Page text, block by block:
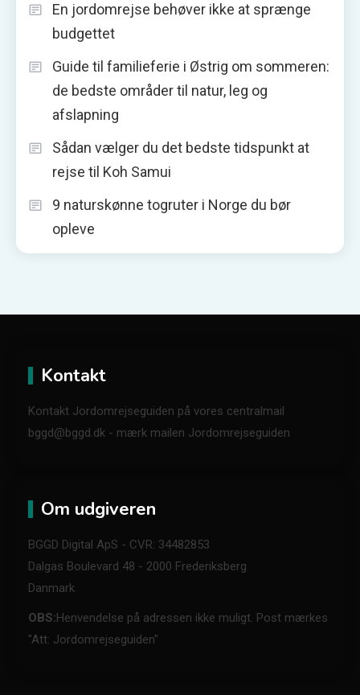
En jordomrejse behøver ikke at sprænge
budgettet
Guide til familieferie i Østrig om sommeren:
de bedste områder til natur, leg og
afslapning
Sådan vælger du det bedste tidspunkt at
rejse til Koh Samui
9 naturskønne togruter i Norge du bør
opleve
Kontakt
Kontakt Jordomrejseguiden på vores centralmail
bggd@bggd.dk - mærk mailen Jordomrejseguiden
Om udgiveren
BGGD Digital ApS - CVR: 34482853
Dalgas Boulevard 48 - 2000 Frederiksberg
Danmark
OBS:Henvendelse på adressen ikke muligt. Post mærkes
"Att: Jordomrejseguiden"